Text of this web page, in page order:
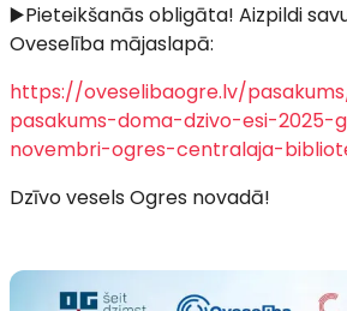
▶️Pieteikšanās obligāta! Aizpildi
Oveselība mājaslapā:
https://oveselibaogre.lv/
pasakums-doma-dzivo-esi-2025-
novembri-ogres-centralaja-
Dzīvo vesels Ogres novadā!